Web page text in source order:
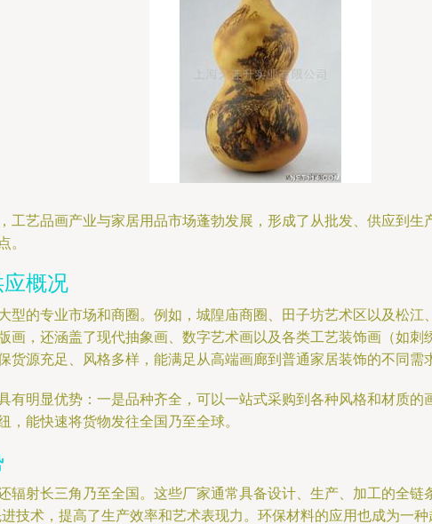
工艺品画产业与家居用品市场蓬勃发展，形成了从批发、供应到
。
概况
型的专业市场和商圈。例如，城隍庙商圈、田子坊艺术区以及松
画，还涵盖了现代抽象画、数字艺术画以及各类工艺装饰画（如
源充足、风格多样，能满足从高端画廊到普通家居装饰的不同需
有明显优势：一是品种齐全，可以一站式采购到各种风格和材质
，能快速将货物发往全国乃至全球。
辐射长三角乃至全国。这些厂家通常具备设计、生产、加工的全
技术，提高了生产效率和艺术表现力。环保材料的应用也成为一